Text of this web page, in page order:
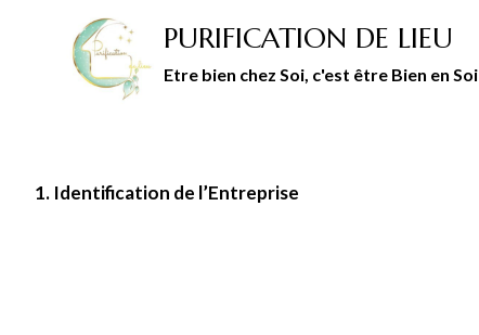
PURIFICATION DE LIEU
Etre bien chez Soi, c'est être Bien en Soi
1. Identification de l’Entreprise